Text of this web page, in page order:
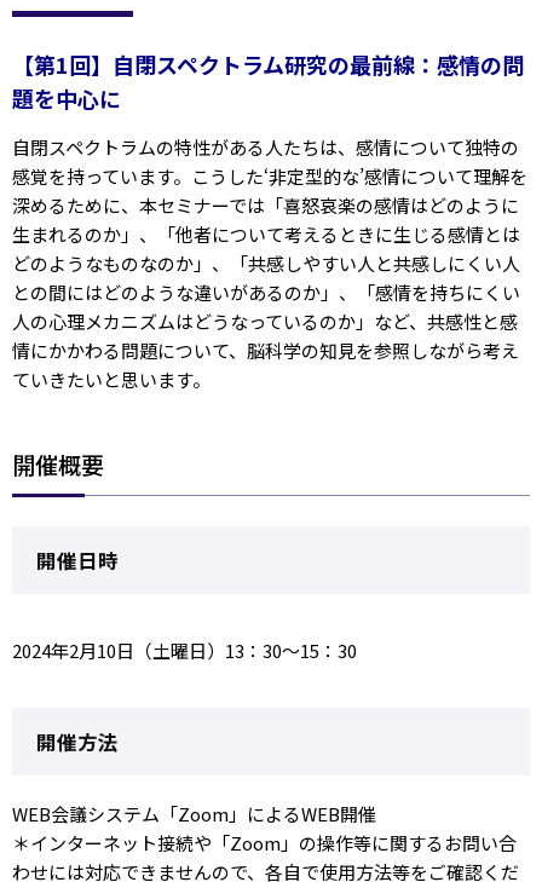
【第1回】自閉スペクトラム研究の最前線：感情の問
題を中心に
自閉スペクトラムの特性がある人たちは、感情について独特の
感覚を持っています。こうした‘非定型的な’感情について理解を
深めるために、本セミナーでは「喜怒哀楽の感情はどのように
生まれるのか」、「他者について考えるときに生じる感情とは
どのようなものなのか」、「共感しやすい人と共感しにくい人
との間にはどのような違いがあるのか」、「感情を持ちにくい
人の心理メカニズムはどうなっているのか」など、共感性と感
情にかかわる問題について、脳科学の知見を参照しながら考え
ていきたいと思います。
開催概要
開催日時
2024年2月10日（土曜日）13：30～15：30
開催方法
WEB会議システム「Zoom」によるWEB開催
＊インターネット接続や「Zoom」の操作等に関するお問い合
わせには対応できませんので、各自で使用方法等をご確認くだ